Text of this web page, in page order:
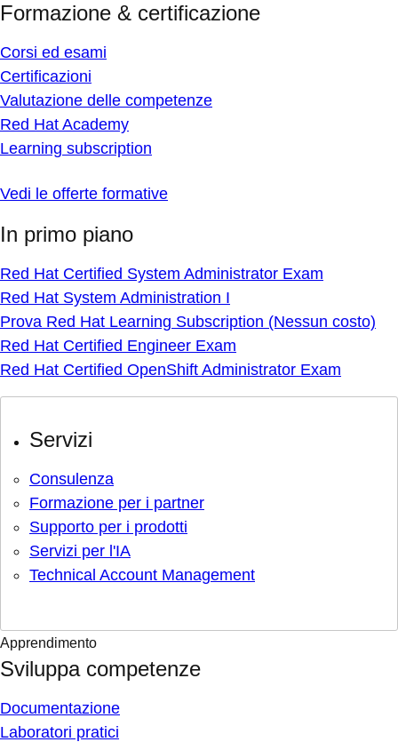
Formazione & certificazione
Corsi ed esami
Certificazioni
Valutazione delle competenze
Red Hat Academy
Learning subscription
Vedi le offerte formative
In primo piano
Red Hat Certified System Administrator Exam
Red Hat System Administration I
Prova Red Hat Learning Subscription (Nessun costo)
Red Hat Certified Engineer Exam
Red Hat Certified OpenShift Administrator Exam
Servizi
Consulenza
Formazione per i partner
Supporto per i prodotti
Servizi per l'IA
Technical Account Management
Apprendimento
Sviluppa competenze
Documentazione
Laboratori pratici